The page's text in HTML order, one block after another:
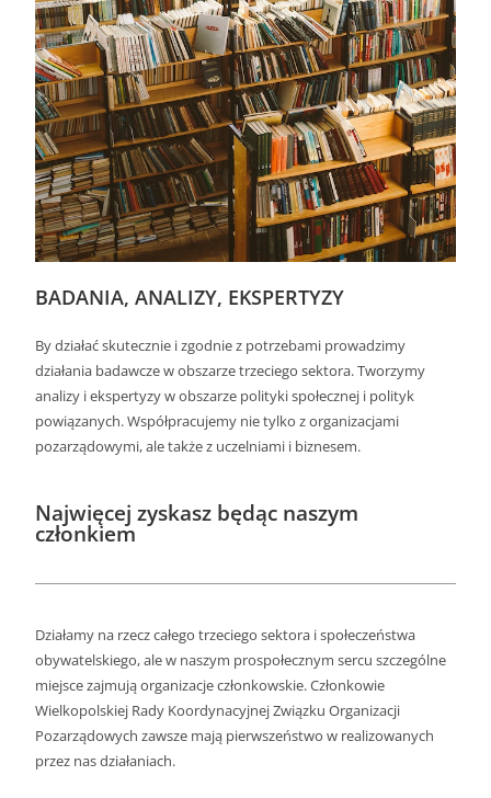
BADANIA, ANALIZY, EKSPERTYZY
By działać skutecznie i zgodnie z potrzebami prowadzimy
działania badawcze w obszarze trzeciego sektora. Tworzymy
analizy i ekspertyzy w obszarze polityki społecznej i polityk
powiązanych. Współpracujemy nie tylko z organizacjami
pozarządowymi, ale także z uczelniami i biznesem.
Najwięcej zyskasz będąc naszym
członkiem
Działamy na rzecz całego trzeciego sektora i społeczeństwa
obywatelskiego, ale w naszym prospołecznym sercu szczególne
miejsce zajmują organizacje członkowskie. Członkowie
Wielkopolskiej Rady Koordynacyjnej Związku Organizacji
Pozarządowych zawsze mają pierwszeństwo w realizowanych
przez nas działaniach.